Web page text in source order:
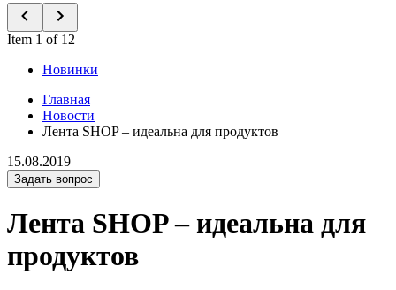
Item 1 of 12
Новинки
Главная
Новости
Лента SHOP – идеальна для продуктов
15.08.2019
Задать вопрос
Лента SHOP – идеальна для
продуктов